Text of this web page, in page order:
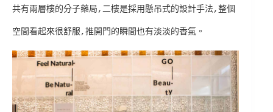
共有兩層樓的分子藥局,二樓是採用懸吊式的設計手法,整個
空間看起來很舒服,推開門的瞬間也有淡淡的香氣。